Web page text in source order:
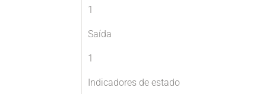
1
Saída
1
Indicadores de estado